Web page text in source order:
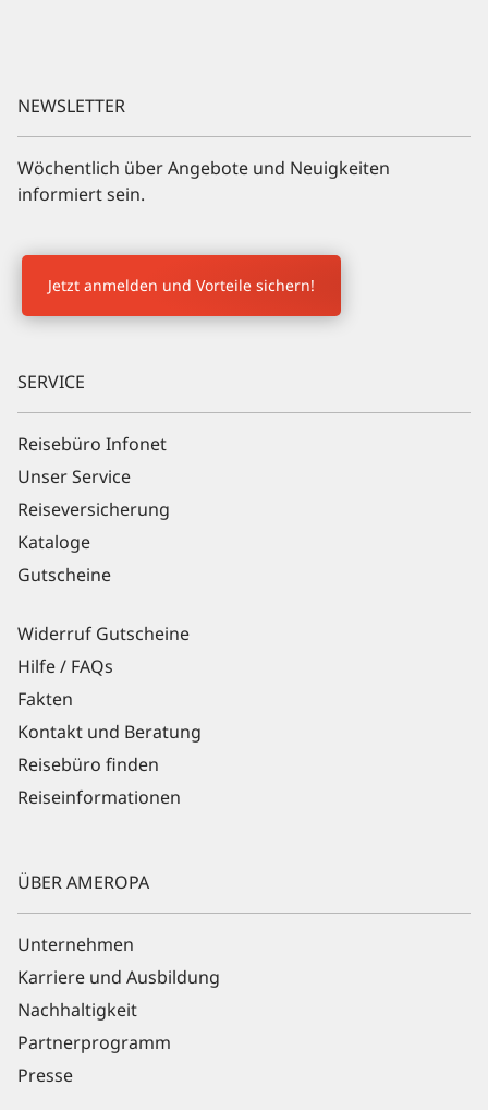
SERVICE
Reisebüro Infonet
Unser Service
Reiseversicherung
Kataloge
Gutscheine
Widerruf Gutscheine
Hilfe / FAQs
Fakten
Kontakt und Beratung
Reisebüro finden
Reiseinformationen
ÜBER AMEROPA
Unternehmen
Karriere und Ausbildung
Nachhaltigkeit
Partnerprogramm
Presse
NEWSLETTER
Wöchentlich über Angebote und Neuigkeiten
informiert sein.
Newsletter Anmeldung
Jetzt anmelden und Vorteile sichern!